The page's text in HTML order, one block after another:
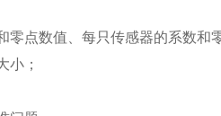
零点数值、每只传感器的系数和
小；